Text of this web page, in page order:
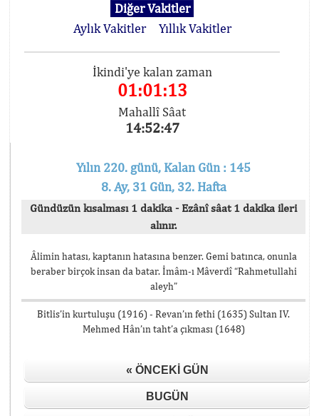
Diğer Vakitler
Aylık Vakitler
Yıllık Vakitler
İkindi'ye kalan zaman
01:01:12
Mahallî Sâat
14:52:48
Yılın 220. günü, Kalan Gün : 145
8. Ay, 31 Gün, 32. Hafta
Gündüzün kısalması 1 dakika - Ezânî sâat 1 dakika ileri
alınır.
Âlimin hatası, kaptanın hatasına benzer. Gemi batınca, onunla
beraber birçok insan da batar. İmâm-ı Mâverdî “Rahmetullahi
aleyh”
Bitlis’in kurtuluşu (1916) - Revan’ın fethi (1635) Sultan IV.
Mehmed Hân’ın taht’a çıkması (1648)
« ÖNCEKI GÜN
BUGÜN